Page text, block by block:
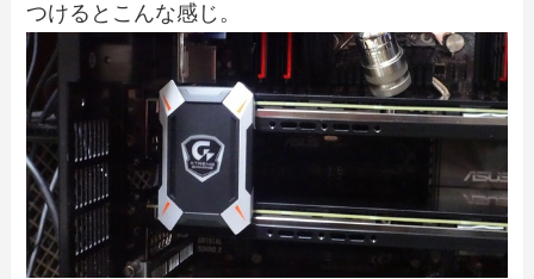
つけるとこんな感じ。